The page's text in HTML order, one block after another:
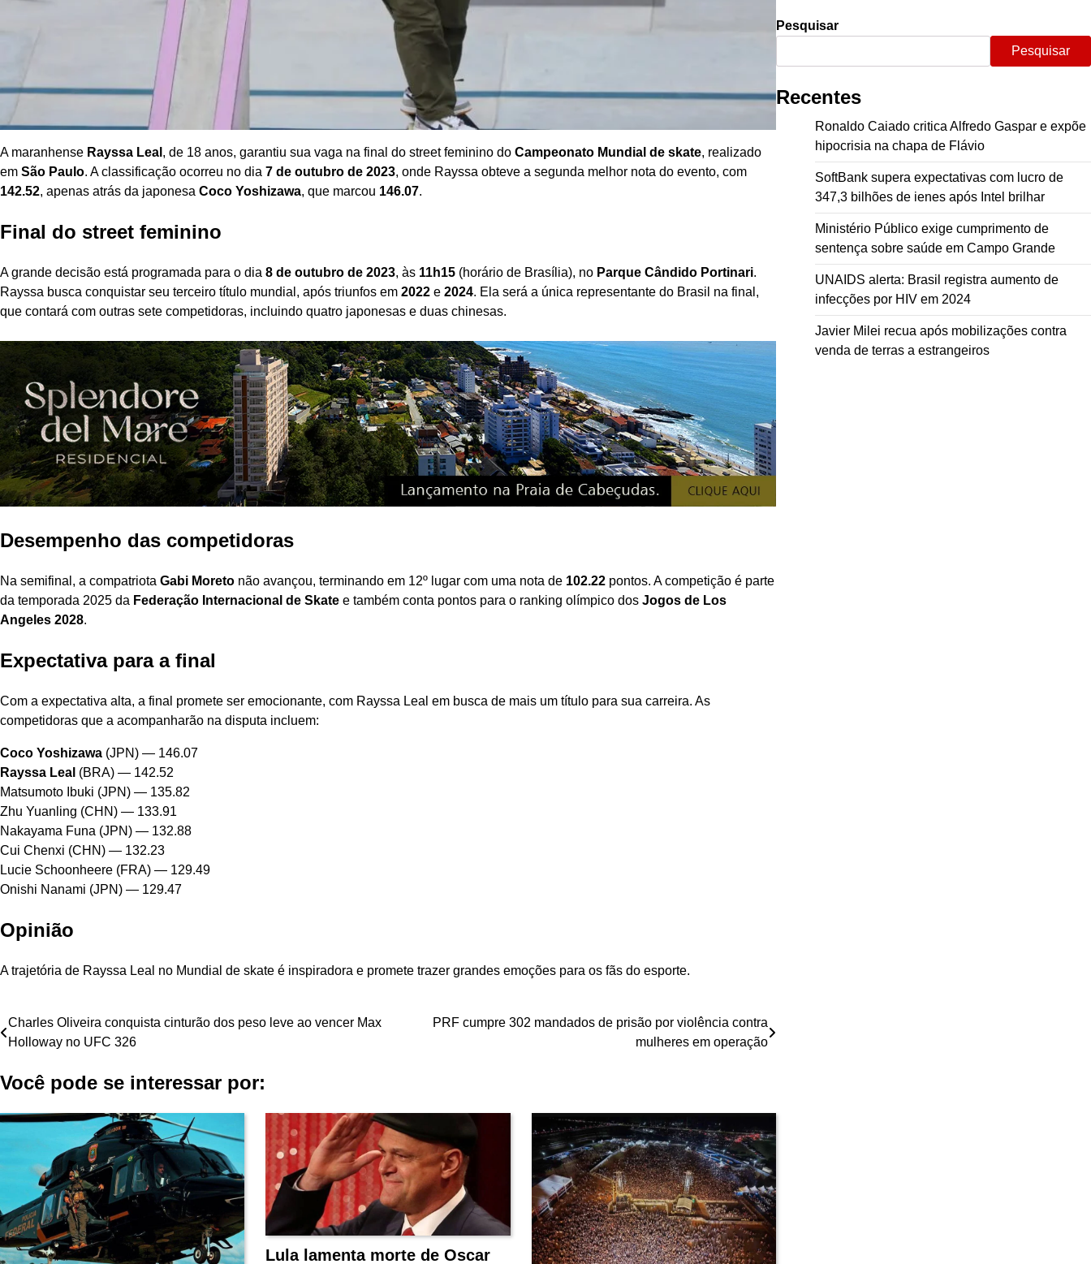
A maranhense Rayssa Leal , de 18 anos, garantiu sua vaga na final do street feminino do Campeonato Mundial de skate, realizado
em São Paulo. A classificação ocorreu no dia 7 de outubro de 2023, onde Rayssa obteve a segunda melhor nota do evento, com
142.52, apenas atrás da japonesa Coco Yoshizawa, que marcou 146.07.
Final do street feminino
A grande decisão está programada para o dia 8 de outubro de 2023, às 11h15 (horário de Brasília), no Parque Cândido Portinari.
Rayssa busca conquistar seu terceiro título mundial, após triunfos em 2022 e 2024. Ela será a única representante do Brasil na final,
que contará com outras sete competidoras, incluindo quatro japonesas e duas chinesas.
Desempenho das competidoras
Na semifinal, a compatriota Gabi Moreto não avançou, terminando em 12º lugar com uma nota de 102.22 pontos. A competição é parte
da temporada 2025 da Federação Internacional de Skate e também conta pontos para o ranking olímpico dos Jogos de Los
Angeles 2028.
Expectativa para a final
Com a expectativa alta, a final promete ser emocionante, com Rayssa Leal em busca de mais um título para sua carreira. As
competidoras que a acompanharão na disputa incluem:
Coco Yoshizawa (JPN) — 146.07
Rayssa Leal (BRA) — 142.52
Matsumoto Ibuki (JPN) — 135.82
Zhu Yuanling (CHN) — 133.91
Nakayama Funa (JPN) — 132.88
Cui Chenxi (CHN) — 132.23
Lucie Schoonheere (FRA) — 129.49
Onishi Nanami (JPN) — 129.47
Opinião
A trajetória de Rayssa Leal no Mundial de skate é inspiradora e promete trazer grandes emoções para os fãs do esporte.
Navegação
Post
Charles Oliveira conquista cinturão dos peso leve ao vencer Max
Holloway no UFC 326
PRF cumpre 302 mandados de prisão por violência contra
mulheres em operação
Você pode se interessar por:
Lula lamenta morte de Oscar
Pesquisar
Pesquisar
Recentes
Ronaldo Caiado critica Alfredo Gaspar e expõe
hipocrisia na chapa de Flávio
SoftBank supera expectativas com lucro de
347,3 bilhões de ienes após Intel brilhar
Ministério Público exige cumprimento de
sentença sobre saúde em Campo Grande
UNAIDS alerta: Brasil registra aumento de
infecções por HIV em 2024
Javier Milei recua após mobilizações contra
venda de terras a estrangeiros